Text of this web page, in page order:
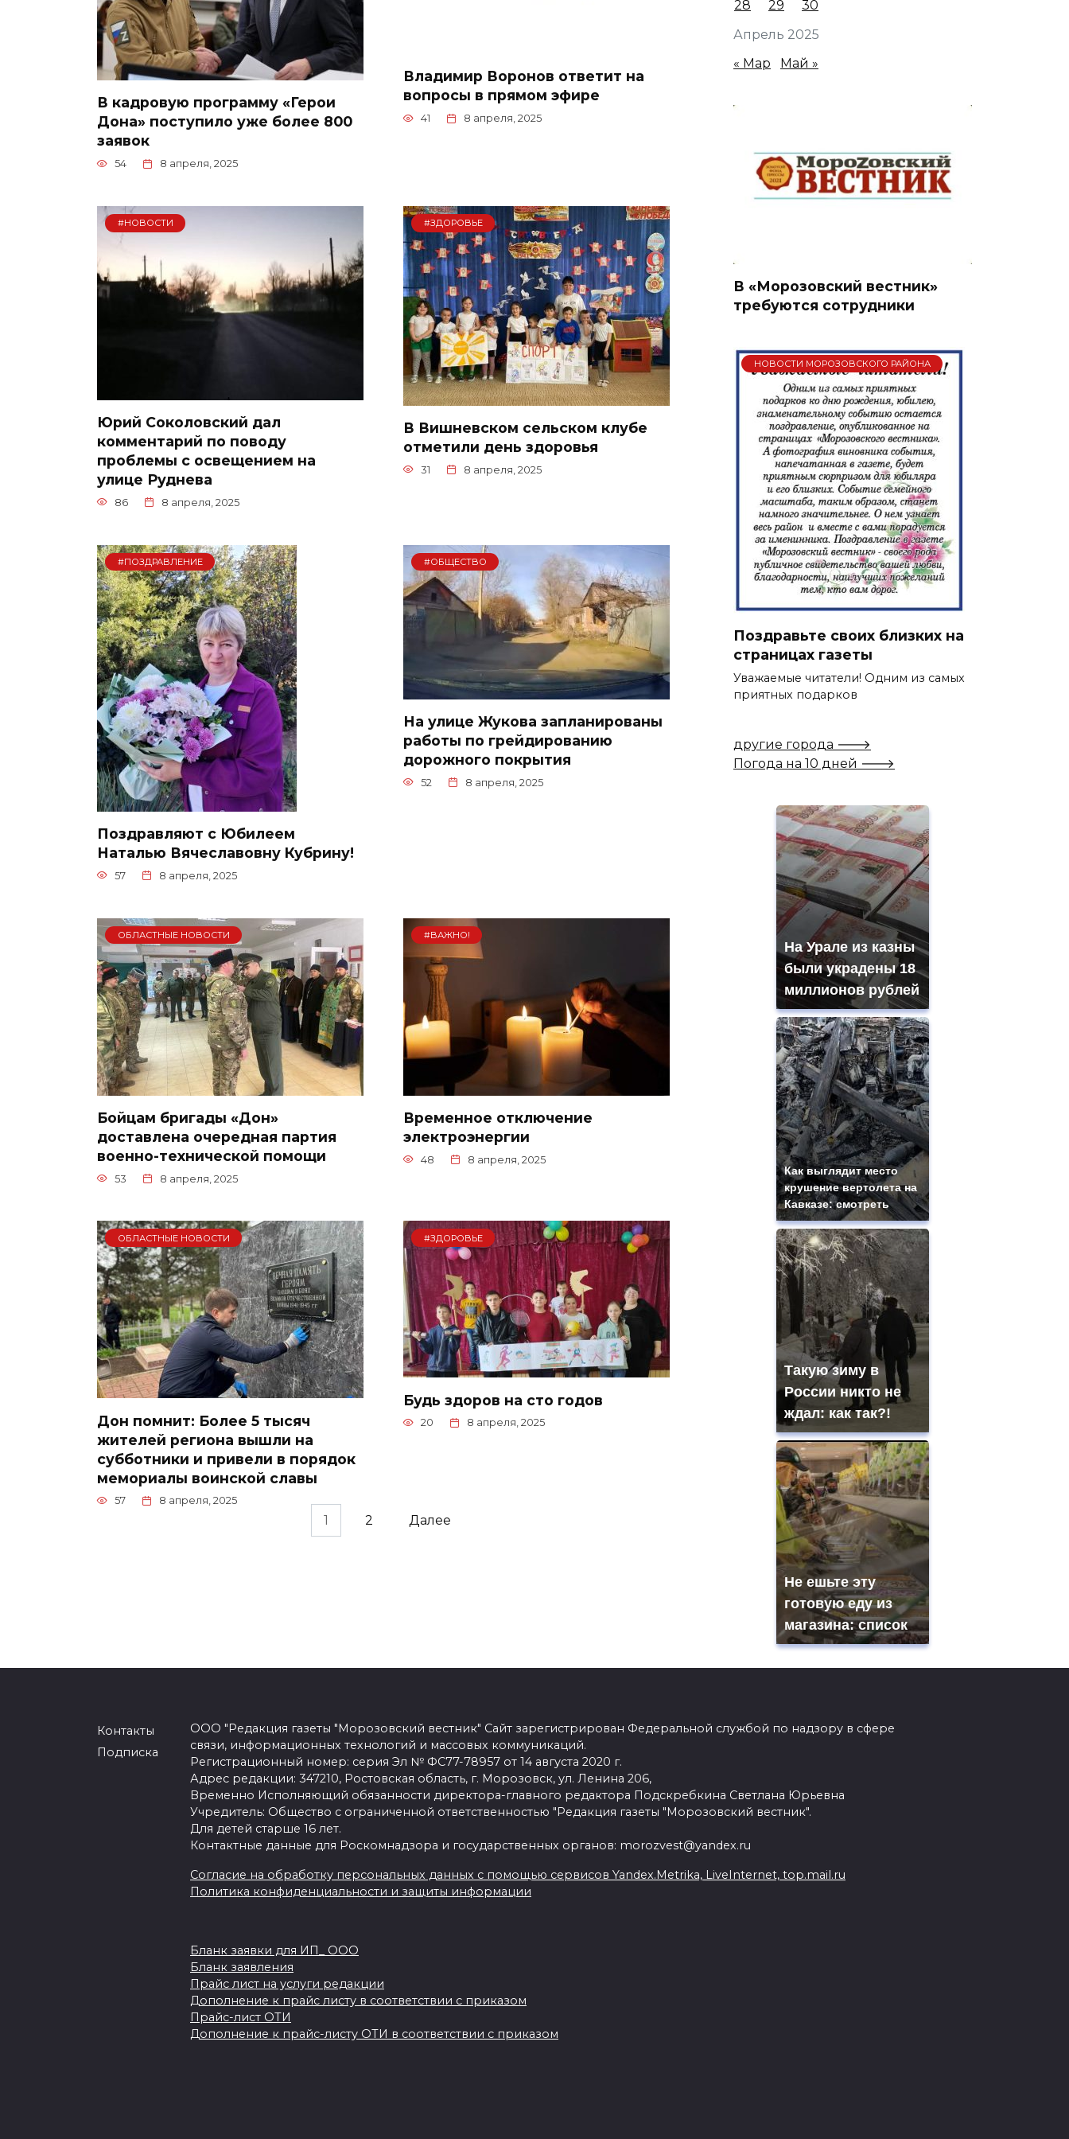
В кадровую программу «Герои
Дона» поступило уже более 800
заявок
54 8 апреля, 2025
Владимир Воронов ответит на
вопросы в прямом эфире
41 8 апреля, 2025
#НОВОСТИ
Юрий Соколовский дал
комментарий по поводу
проблемы с освещением на
улице Руднева
86 8 апреля, 2025
#ЗДОРОВЬЕ
В Вишневском сельском клубе
отметили день здоровья
31 8 апреля, 2025
#ПОЗДРАВЛЕНИЕ
Поздравляют с Юбилеем
Наталью Вячеславовну Кубрину!
57 8 апреля, 2025
#ОБЩЕСТВО
На улице Жукова запланированы
работы по грейдированию
дорожного покрытия
52 8 апреля, 2025
ОБЛАСТНЫЕ НОВОСТИ
Бойцам бригады «Дон»
доставлена очередная партия
военно-технической помощи
53 8 апреля, 2025
#ВАЖНО!
Временное отключение
электроэнергии
48 8 апреля, 2025
ОБЛАСТНЫЕ НОВОСТИ
Дон помнит: Более 5 тысяч
жителей региона вышли на
субботники и привели в порядок
мемориалы воинской славы
57 8 апреля, 2025
#ЗДОРОВЬЕ
Будь здоров на сто годов
20 8 апреля, 2025
1 2 Далее
Апрель 2025
28
29 30
« Мар Май »
В «Морозовский вестник»
требуются сотрудники
НОВОСТИ МОРОЗОВСКОГО РАЙОНА
Поздравьте своих близких на
страницах газеты
Уважаемые читатели! Одним из самых
приятных подарков
другие города 🡒
Погода на 10 дней 🡒
На Урале из казны
были украдены 18
миллионов рублей
Как выглядит место
крушение вертолета на
Кавказе: смотреть
Такую зиму в
России никто не
ждал: как так?!
Не ешьте эту
готовую еду из
магазина: список
Контакты
Подписка
ООО "Редакция газеты "Морозовский вестник" Сайт зарегистрирован Федеральной службой по надзору в сфере
связи, информационных технологий и массовых коммуникаций.
Регистрационный номер: серия Эл № ФС77-78957 от 14 августа 2020 г.
Адрес редакции: 347210, Ростовская область, г. Морозовск, ул. Ленина 206,
Временно Исполняющий обязанности директора-главного редактора Подскребкина Светлана Юрьевна
Учредитель: Общество с ограниченной ответственностью "Редакция газеты "Морозовский вестник".
Для детей старше 16 лет.
Контактные данные для Роскомнадзора и государственных органов: morozvest@yandex.ru
Согласие на обработку персональных данных с помощью сервисов Yandex.Metrika, LiveInternet, top.mail.ru
Политика конфиденциальности и защиты информации
Бланк заявки для ИП_ ООО
Бланк заявления
Прайс лист на услуги редакции
Дополнение к прайс листу в соответствии с приказом
Прайс-лист ОТИ
Дополнение к прайс-листу ОТИ в соответствии с приказом